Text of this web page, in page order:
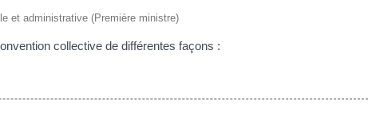
et administrative (Première ministre)
collective de différentes façons :